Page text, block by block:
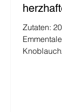
Zutaten: